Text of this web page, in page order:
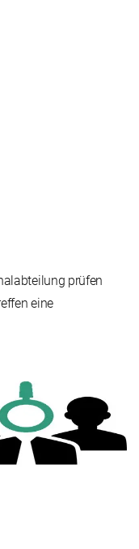
prüfen
eine